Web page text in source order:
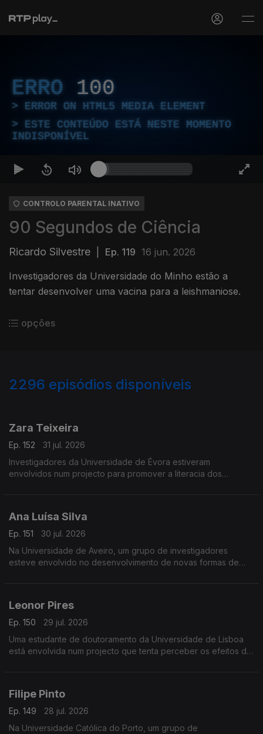
ERRO 100
ERROR ON HTML5 MEDIA ELEMENT
ESTE CONTEÚDO ESTÁ NESTE MOMENTO
INDISPONÍVEL
CONTROLO PARENTAL INATIVO
90 Segundos de Ciência
Ricardo Silvestre Ep. 119 16 jun. 2026
Investigadores da Universidade do Minho estão a
tentar desenvolver uma vacina para a leishmaniose.
opções
2296 episódios disponíveis
Zara Teixeira
Ep. 152
31 jul. 2026
Investigadores da Universidade de Évora estiveram
envolvidos num projecto para promover a literacia dos
Ana Luísa Silva
Ep. 151
30 jul. 2026
Na Universidade de Aveiro, um grupo de investigadores
esteve envolvido no desenvolvimento de novas formas de
Leonor Pires
Ep. 150
29 jul. 2026
Uma estudante de doutoramento da Universidade de Lisboa
está envolvida num projecto que tenta perceber os efeitos da
Filipe Pinto
Ep. 149
28 jul. 2026
Na Universidade Católica do Porto, um grupo de